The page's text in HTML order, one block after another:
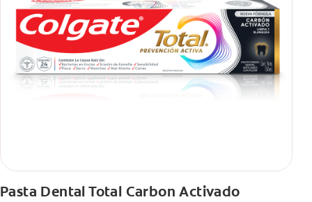
Pasta Dental Total Carbon Activado